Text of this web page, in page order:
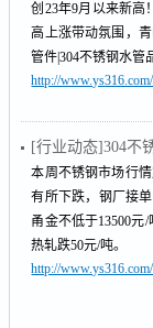
创23年9月以来新高
高上涨带动氛围，
管件|304不锈钢水管
http://
[行业动态]304不
本周不锈钢市场行
有所下跌，钢厂接
甬金不低于13500元
热轧跌50元/吨。
http://